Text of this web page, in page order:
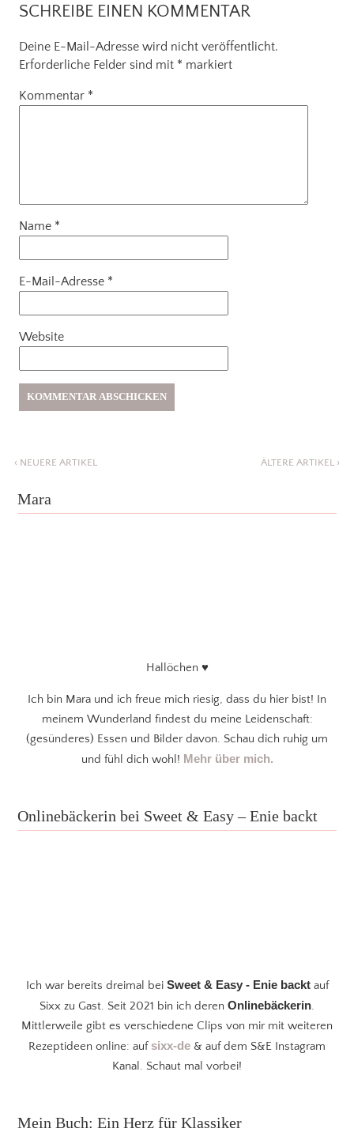
SCHREIBE EINEN KOMMENTAR
Deine E-Mail-Adresse wird nicht veröffentlicht.
Erforderliche Felder sind mit * markiert
Kommentar *
Name *
E-Mail-Adresse *
Website
‹ NEUERE ARTIKEL ÄLTERE ARTIKEL ›
Mara
Hallöchen ♥
Ich bin Mara und ich freue mich riesig, dass du hier bist! In
meinem Wunderland findest du meine Leidenschaft:
(gesünderes) Essen und Bilder davon. Schau dich ruhig um
und fühl dich wohl! Mehr über mich.
Onlinebäckerin bei Sweet & Easy – Enie backt
Ich war bereits dreimal bei Sweet & Easy - Enie backtauf
Sixx zu Gast. Seit 2021 bin ich deren Onlinebäckerin.
Mittlerweile gibt es verschiedene Clips von mir mit weiteren
Rezeptideen online: auf sixx-de & auf dem S&E Instagram
Kanal. Schaut mal vorbei!
Mein Buch: Ein Herz für Klassiker